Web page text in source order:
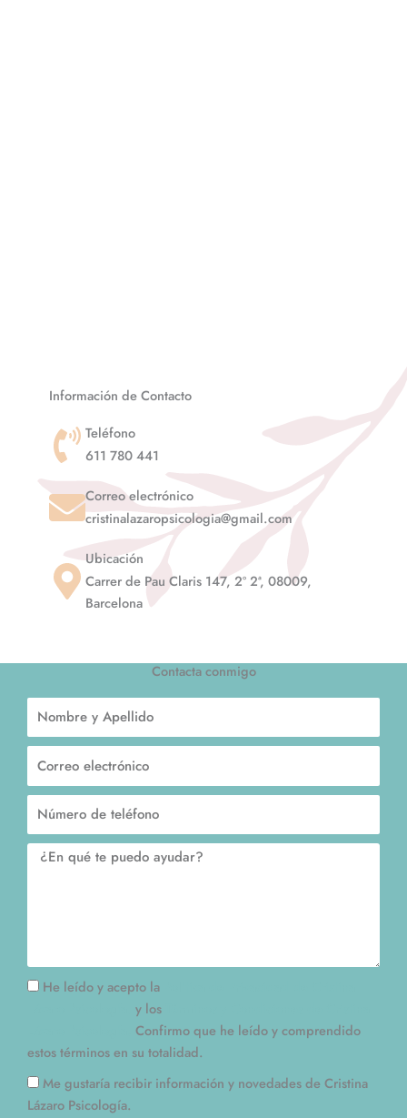
Información de Contacto
Teléfono
611 780 441
Correo electrónico
cristinalazaropsicologia@gmail.com
Ubicación
Carrer de Pau Claris 147, 2º 2ª, 08009,
Barcelona
Contacta conmigo
Nombre
Apellido
Correo
Número
teléfono
Mensaje
Términos
He leído y acepto la
y los
Confirmo que he leído y comprendido
estos términos en su totalidad.
Newsletter
Me gustaría recibir información y novedades de Cristina
Lázaro Psicología.